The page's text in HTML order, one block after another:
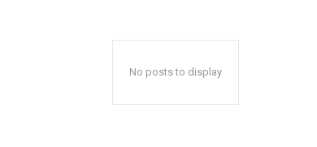
No posts to display